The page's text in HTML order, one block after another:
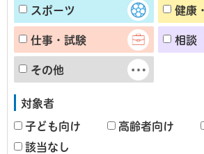
スポーツ 健康
仕事・試験 相談
その他
対象者
子ども向け 高齢者向け
該当なし